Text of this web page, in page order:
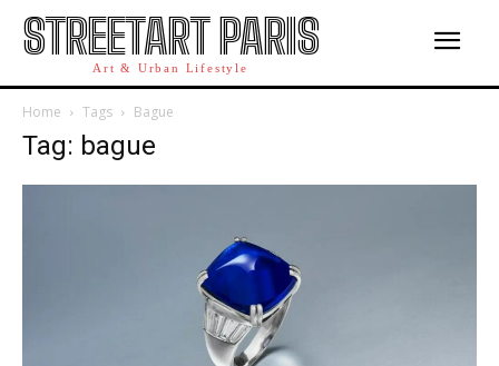
STREETART PARIS
Art & Urban Lifestyle
Home Tags Bague
Tag: bague